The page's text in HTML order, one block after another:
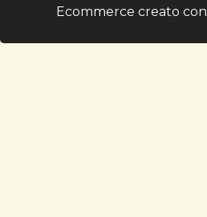
Ecommerce creato con